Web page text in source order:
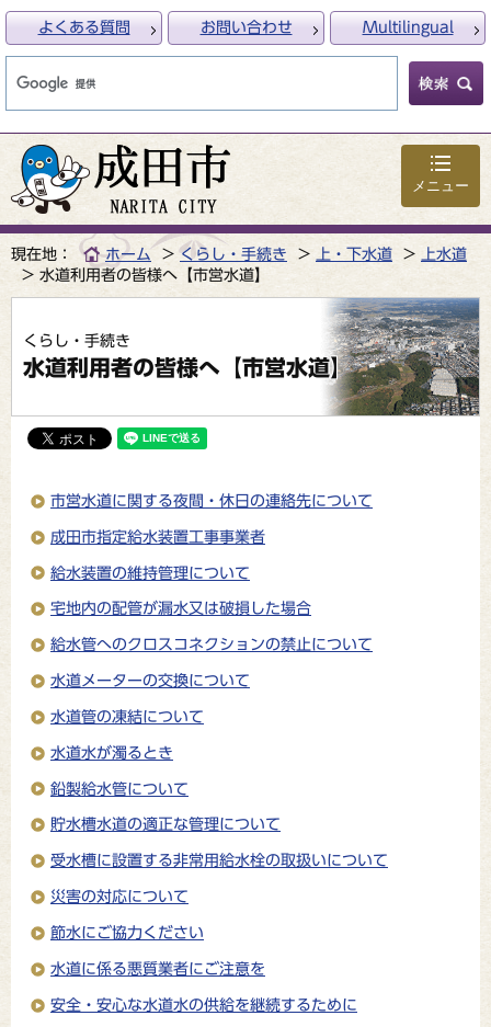
メニュー
よくある質問 お問い合わせ Multilingual
現在地： ホーム くらし・手続き 上・下水道
上水道
水道利用者の皆様へ【市営水道】
くらし・手続き
水道利用者の皆様へ【市営水道】
市営水道に関する夜間・休日の連絡先について
成田市指定給水装置工事事業者
給水装置の維持管理について
宅地内の配管が漏水又は破損した場合
給水管へのクロスコネクションの禁止について
水道メーターの交換について
水道管の凍結について
水道水が濁るとき
鉛製給水管について
貯水槽水道の適正な管理について
受水槽に設置する非常用給水栓の取扱いについて
災害の対応について
節水にご協力ください
水道に係る悪質業者にご注意を
安全・安心な水道水の供給を継続するために